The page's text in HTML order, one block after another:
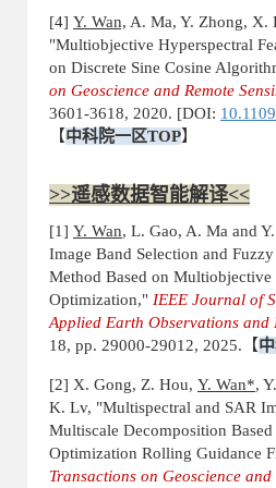
[4] Y. Wan, A. Ma, Y. Zhong, X.
"Multiobjective Hyperspectral
on Discrete Sine Cosine
on Geoscience and Remote
3601-3618, 2020. [DOI:
【中科院一区TOP】
>>遥感数据智能解译<<
[1] Y. Wan, L. Gao, A. Ma and
Image Band Selection and
Method Based on
Optimization," IEEE Journal of
Applied Earth Observations and
18, pp. 29000-29012, 2025. 【
[2] X. Gong, Z. Hou, Y. Wan*,
K. Lv, "Multispectral and SAR
Multiscale Decomposition Based
Optimization Rolling Guidance
Transactions on Geoscience and